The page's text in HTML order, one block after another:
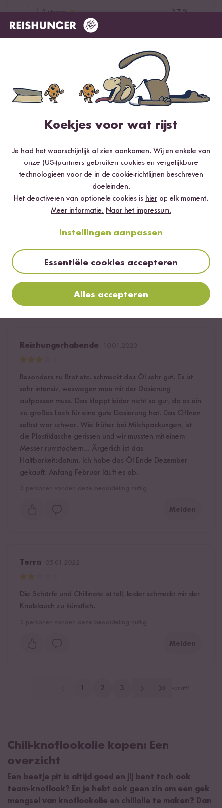
2 sterren 3.7 %
1 ster
Beoordeel dit product
Nieuwste Laagste rating
Anonym 14.07.2021
Hat genau die richtige Schärfe. gefällt mir wirklich gut!
Zitrone, aber weil mir dieses hier so gut schmeckt, werde
4
Reishungerhabende
Besonders zu Brot etc. schmeckt das Öl sehr gut. Es ist
sehr intensiv, weswegen man mit der Dosierung
aufpassen muss. Das klappt leider nicht so gut, da es ein
zu großes Loch für eine gute Dosierung hat. Das Öffnen
selbst war schwer. Wie früher bei Milchpackungen, ist
die Plastiklasche gerissen und wir mussten mit einem
Messer rumstochern... Ärgerlich ist das
Haltbarkeitsdatum. Ich habe das Öl Ende Dezember
gekauft. Anfang Februar läuft es ab.
Melden
Terra
Die Schärfe und Chillinote ist toll, leider schmeckt mir der
Knoblauch zu künstlich.
Melden
2 3
Chili-knoflookolie kopen: Een
overzicht
Een beetje pit is altijd goed en jij bent toch ook
team-knoflook? En je hebt ook geen zin om een gek
mengsel van knoflookolie en chiliolie te maken? Dan
Koekjes voor wat rijst
Je had het waarschijnlijk al zien aankomen. Wij en enkele van
onze (US-)partners gebruiken cookies en vergelijkbare
technologieën voor de in de cookie-richtlijnen beschreven
doeleinden.
Het deactiveren van optionele cookies is hier op elk moment.
Meer informatie. Naar het impressum.
Instellingen aanpassen
Essentiële cookies accepteren
Alles accepteren